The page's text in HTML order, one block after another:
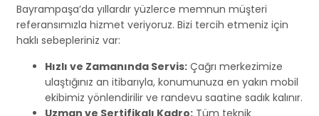
Bayrampaşa’da yıllardır yüzlerce memnun müşteri
referansımızla hizmet veriyoruz. Bizi tercih etmeniz için
haklı sebepleriniz var:
Hızlı ve Zamanında Servis: Çağrı merkezimize
ulaştığınız an itibarıyla, konumunuza en yakın mobil
ekibimiz yönlendirilir ve randevu saatine sadık kalınır.